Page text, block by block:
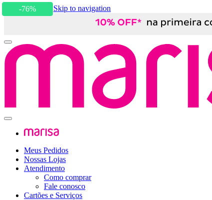
Skip to content Skip to navigation
Meus Pedidos
Nossas Lojas
Atendimento
Como comprar
Fale conosco
Cartões e Serviços
-76%